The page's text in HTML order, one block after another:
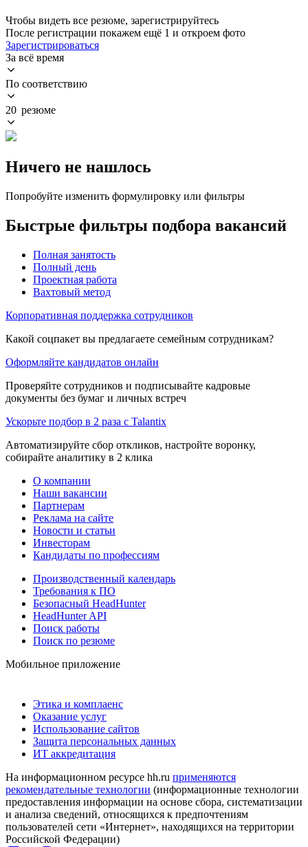
Чтобы видеть все резюме, зарегистрируйтесь
После регистрации покажем ещё 1 и откроем фото
Зарегистрироваться
За всё время
По соответствию
20 резюме
Ничего не нашлось
Попробуйте изменить формулировку или фильтры
Быстрые фильтры подбора вакансий
Полная занятость
Полный день
Проектная работа
Вахтовый метод
Корпоративная поддержка сотрудников
Какой соцпакет вы предлагаете семейным сотрудникам?
Оформляйте кандидатов онлайн
Проверяйте сотрудников и подписывайте кадровые
документы без бумаг и личных встреч
Ускорьте подбор в 2 раза с Talantix
Автоматизируйте сбор откликов, настройте воронку,
собирайте аналитику в 2 клика
О компании
Наши вакансии
Партнерам
Реклама на сайте
Новости и статьи
Инвесторам
Кандидаты по профессиям
Производственный календарь
Требования к ПО
Безопасный HeadHunter
HeadHunter API
Поиск работы
Поиск по резюме
Мобильное приложение
Этика и комплаенс
Оказание услуг
Использование сайтов
Защита персональных данных
ИТ аккредитация
На информационном ресурсе hh.ru применяются
рекомендательные технологии (информационные технологии
предоставления информации на основе сбора, систематизации
и анализа сведений, относящихся к предпочтениям
пользователей сети «Интернет», находящихся на территории
Российской Федерации)